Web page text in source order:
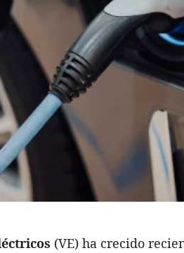
(VE) ha crecido